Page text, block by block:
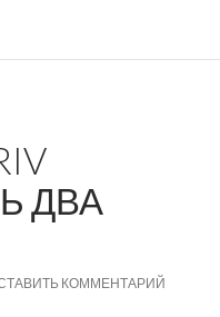
ДВА
КОММЕНТАРИЙ